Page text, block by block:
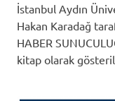
İstanbul Aydın
Hakan Karadağ
HABER
kitap olarak